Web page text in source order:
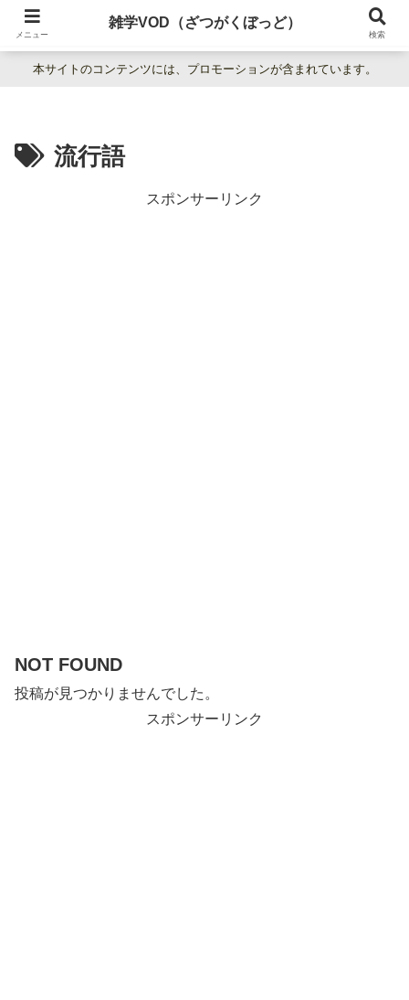
暮らしの疑問をわかりやすく解説。日常の「なぜ？」を楽しく学べる雑学百科
本サイトのコンテンツには、プロモーションが含まれています。
流行語
スポンサーリンク
NOT FOUND
投稿が見つかりませんでした。
スポンサーリンク
メニュー
雑学VOD（ざつがくぼっど）
検索